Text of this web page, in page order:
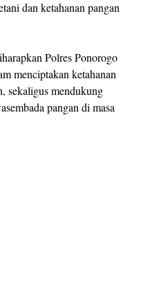
dan ketahanan pangan
Polres Ponorogo
menciptakan ketahanan
sekaligus mendukung
pangan di masa